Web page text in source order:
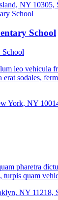
NY 10305,
School
School
leo vehicula
erat sodales,
York, NY
pharetra
turpis quam
NY 11218,